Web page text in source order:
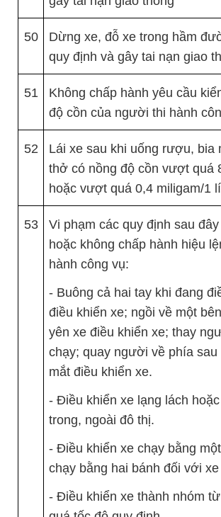
50
Dừng xe, đỗ xe trong hầm
quy định và gây tai nạn giao
51
Không chấp hành yêu cầu
độ cồn của người thi hành
52
Lái xe sau khi uống rượu, bia
thở có nồng độ cồn vượt quá
hoặc vượt quá 0,4 miligam/1
53
Vi phạm các quy định sau
hoặc không chấp hành hiệu
hành công vụ:
- Buông cả hai tay khi đang
điều khiển xe; ngồi về một
yên xe điều khiển xe; thay
chạy; quay người về phía
mắt điều khiển xe.
- Điều khiển xe lạng lách
trong, ngoài đô thị.
- Điều khiển xe chạy bằng
chạy bằng hai bánh đối với
- Điều khiển xe thành nhóm